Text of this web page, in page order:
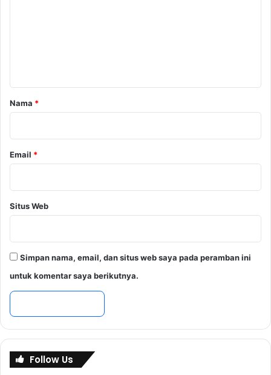
B
t
rNama *
Email *
Situs Web
Simpan nama, email, dan situs web saya pada peramban ini
untuk komentar saya berikutnya.
Follow Us